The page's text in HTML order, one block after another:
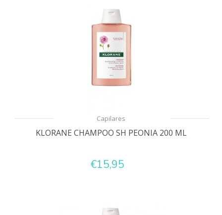
Capilares
KLORANE CHAMPOO SH PEONIA 200 ML
€15,95